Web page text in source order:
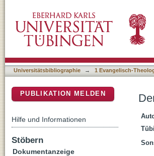
Universitätsbibliographie → 1 Evangelisch-
PUBLIKATION MELDEN
Hilfe und Informationen
Stöbern
Dokumentanzeige